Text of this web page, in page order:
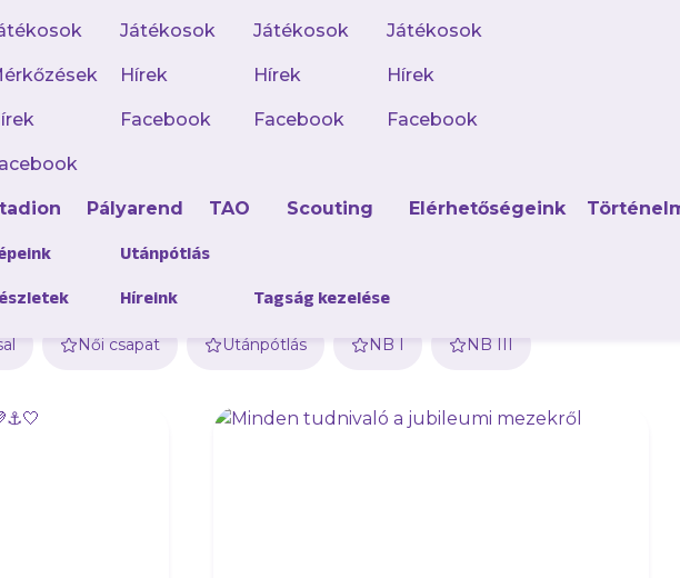
Játékosok
Hírek
Facebook
Játékosok
Hírek
Facebook
Játékosok
Hírek
Facebook
Pályarend TAO Scouting Elérhetőségeink
Utánpótlás
Híreink Tagság kezelése
Női csapat Utánpótlás NB I NB III